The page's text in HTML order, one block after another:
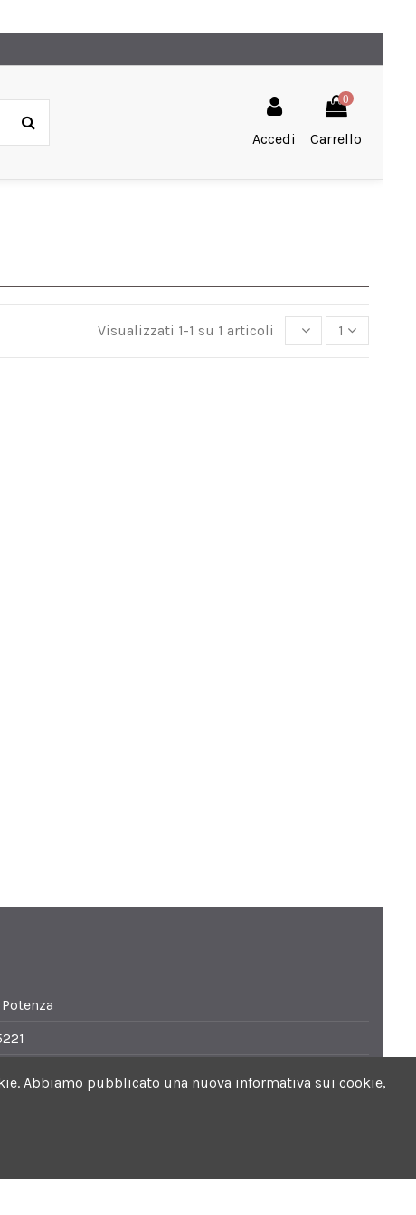
Accedi
0
Carrello
Visualizzati 1-1 su 1 articoli 1
Sabato 8.30-13.30
Abbiamo pubblicato una nuova informativa sui cookie,